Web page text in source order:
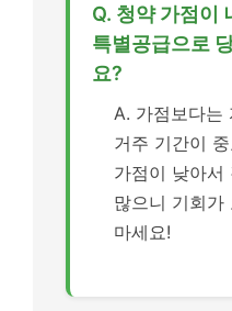
Q. 청약 가점이
특별공급으로
요?
A. 가점보다는
거주 기간이
가점이 낮아서
많으니 기회가
마세요!